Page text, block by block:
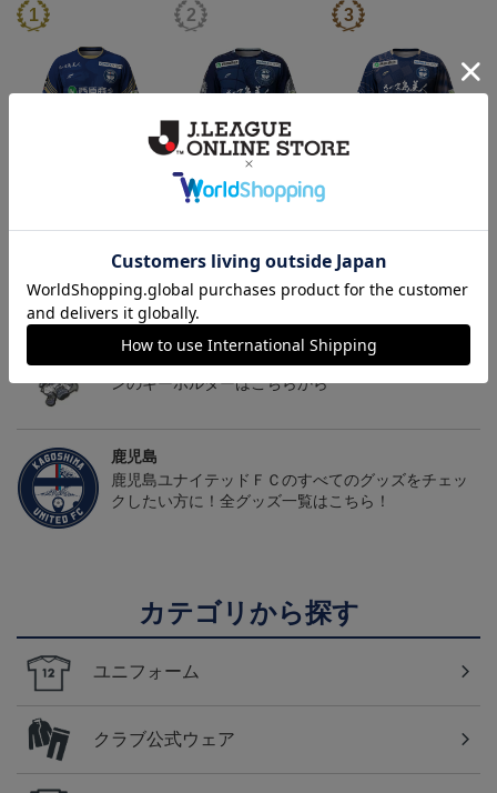
13,200円～17,600円
【値引き】【すぐにお届
8,800円
ォーム（FP1st）
13,200円
トピックス
鹿児島
躍動感あふれる「ゆないくー」など、多彩なデザイ
ンのキーホルダーはこちらから
鹿児島
鹿児島ユナイテッドＦＣのすべてのグッズをチェッ
クしたい方に！全グッズ一覧はこちら！
カテゴリから探す
ユニフォーム
クラブ公式ウェア